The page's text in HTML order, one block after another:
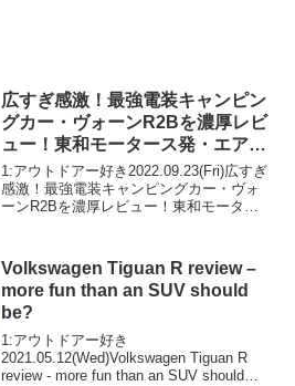
広すぎ感激！最強電装キャンピン
グカー・ヴォーンR2Bを濃厚レビ
ュー！東和モータース発・エアコ
ンもソーラーも標準で備えた超快
適な車中泊ができるキャブコン・
キャンパー！4WDのチョイスも
1:アウトドアー好き2022.09.23(Fri)広すぎ
感激！最強電装キャンピングカー・ヴォ
ーンR2Bを濃厚レビュー！東和モーター
キャンパー！4WDのチョイスも可能！
っ...
Volkswagen Tiguan R review –
more fun than an SUV should
be?
1:アウトドアー好き
2021.05.12(Wed)Volkswagen Tiguan R
review - more fun than an SUV should